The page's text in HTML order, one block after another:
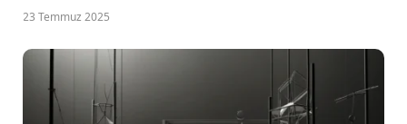
23 Temmuz 2025